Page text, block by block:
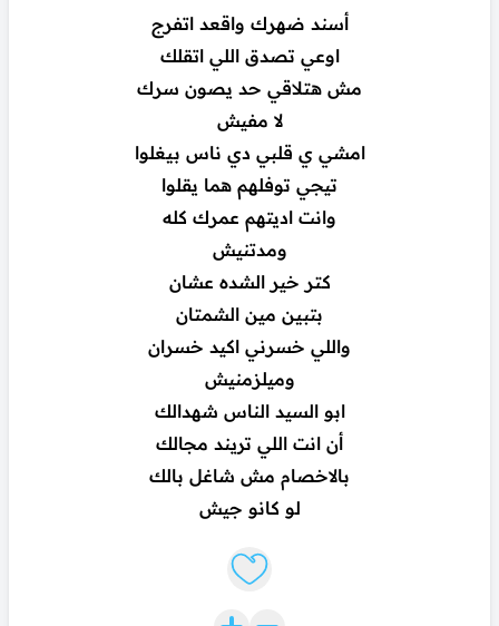
أسند ضهرك واقعد اتفرج
اوعي تصدق اللي اتقلك
مش هتلاقي حد يصون سرك
لا مفيش
امشي ي قلبي دي ناس بيغلوا
تيجي توفلهم هما يقلوا
وانت اديتهم عمرك كله
ومدتنيش
كتر خير الشده عشان
بتبين مين الشمتان
واللي خسرني اكيد خسران
وميلزمنيش
ابو السيد الناس شهدالك
أن انت اللي تريند مجالك
بالاخصام مش شاغل بالك
لو كانو جيش
Like lyrics